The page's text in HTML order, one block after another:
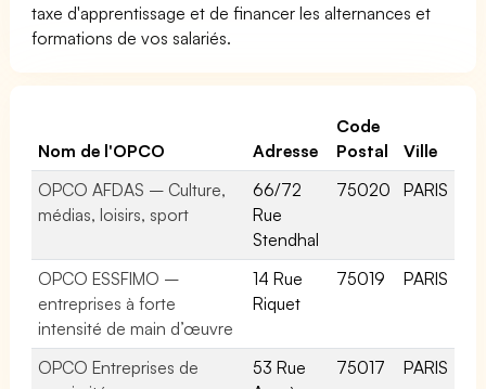
taxe d'apprentissage et de financer les alternances et
formations de vos salariés.
Nom de l'OPCO Adresse
Code
Postal
Ville
OPCO AFDAS – Culture,
médias, loisirs, sport
66/72
Rue
Stendhal
75020 PARIS
OPCO ESSFIMO –
entreprises à forte
intensité de main d’œuvre
14 Rue
Riquet
75019 PARIS
OPCO Entreprises de
53 Rue
75017 PARIS